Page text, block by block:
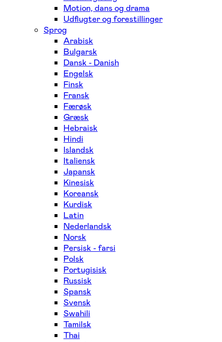
Motion, dans og drama
Udflugter og forestillinger
Sprog
Arabisk
Bulgarsk
Dansk - Danish
Engelsk
Finsk
Fransk
Færøsk
Græsk
Hebraisk
Hindi
Islandsk
Italiensk
Japansk
Kinesisk
Koreansk
Kurdisk
Latin
Nederlandsk
Norsk
Persisk - farsi
Polsk
Portugisisk
Russisk
Spansk
Svensk
Swahili
Tamilsk
Thai